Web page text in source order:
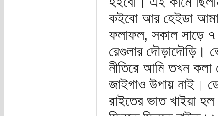
কইবো আর হেইডা
ফলাফল, সকাল সাড়ে ৭
রেগুলার দৌড়াদৌড়ি।
নীতিরে আমি তখন কলা
জাইগাও উপায় নাই।
রাইতের ভাত খাইয়া